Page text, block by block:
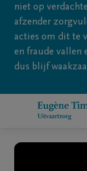
niet op
afzender
acties om dit te
en fraude
dus blijf